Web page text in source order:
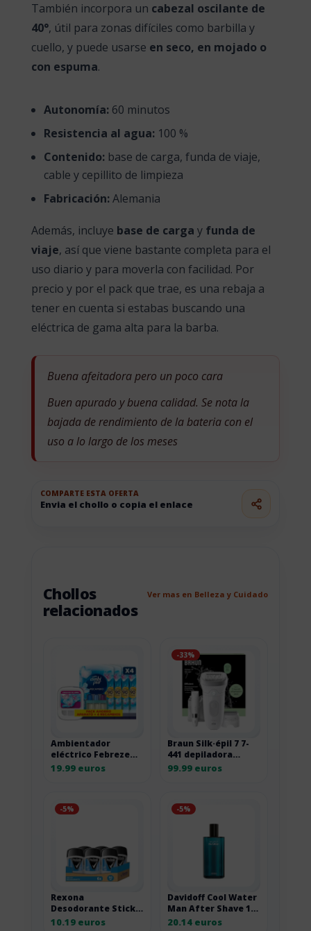
También incorpora un cabezal oscilante de
40°, útil para zonas difíciles como barbilla y
cuello, y puede usarse en seco, en mojado o
con espuma.
Autonomía: 60 minutos
Resistencia al agua: 100 %
Contenido: base de carga, funda de viaje,
cable y cepillito de limpieza
Fabricación:Alemania
Además, incluye base de carga y funda de
viaje, así que viene bastante completa para el
uso diario y para moverla con facilidad. Por
precio y por el pack que trae, es una rebaja a
tener en cuenta si estabas buscando una
eléctrica de gama alta para la barba.
Buena afeitadora pero un poco cara
Buen apurado y buena calidad. Se nota la
bajada de rendimiento de la bateria con el
uso a lo largo de los meses
COMPARTE ESTA OFERTA
Envia el chollo o copia el enlace
Chollos
relacionados
Ver mas en Belleza y Cuidado
Ambientador
eléctrico Febreze
3Volution con
19.99 euros
-33%
Braun Silk·épil 7 7-
441 depiladora
eléctrica con
99.99 euros
-5%
Rexona
Desodorante Stick
Antitranspirante
10.19 euros
-5%
Davidoff Cool Water
Man After Shave 125
ml 125ML
20.14 euros